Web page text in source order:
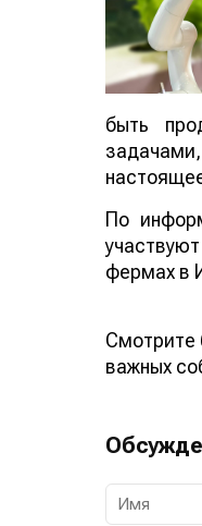
быть
По
фермах в
Смотрите
важных